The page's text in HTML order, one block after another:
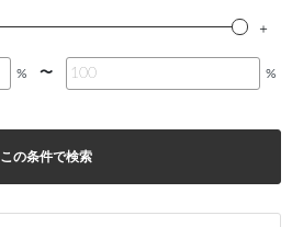
% 〜 %
この条件で検索